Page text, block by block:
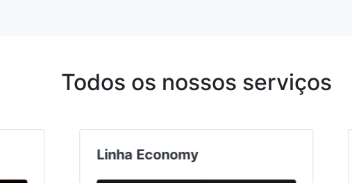
Todos os nossos serviços
Peças e Acessórios